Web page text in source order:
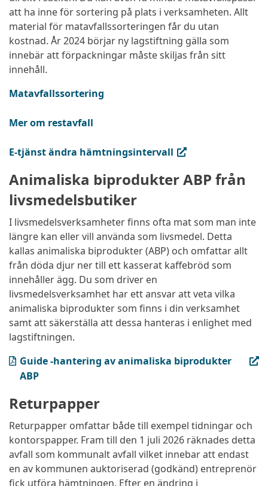
att ha inne för sortering på plats i verksamheten. Allt
material för matavfallssorteringen får du utan
kostnad. År 2024 börjar ny lagstiftning gälla som
innebär att förpackningar måste skiljas från sitt
innehåll.
Matavfallssortering
Mer om restavfall
E-tjänst ändra hämtningsintervall
(extern länk, öppnas i ny flik)
Animaliska biprodukter ABP från
livsmedelsbutiker
I livsmedelsverksamheter finns ofta mat som man inte
längre kan eller vill använda som livsmedel. Detta
kallas animaliska biprodukter (ABP) och omfattar allt
från döda djur ner till ett kasserat kaffebröd som
innehåller ägg. Du som driver en
livsmedelsverksamhet har ett ansvar att veta vilka
animaliska biprodukter som finns i din verksamhet
samt att säkerställa att dessa hanteras i enlighet med
lagstiftningen.
Guide -hantering av animaliska biprodukter
ABP
(PDF, öppnas i ny flik)
Returpapper
Returpapper omfattar både till exempel tidningar och
kontorspapper. Fram till den 1 juli 2026 räknades detta
avfall som kommunalt avfall vilket innebar att endast
en av kommunen auktoriserad (godkänd) entreprenör
fick utföra hämtningen. Efter en ändring i